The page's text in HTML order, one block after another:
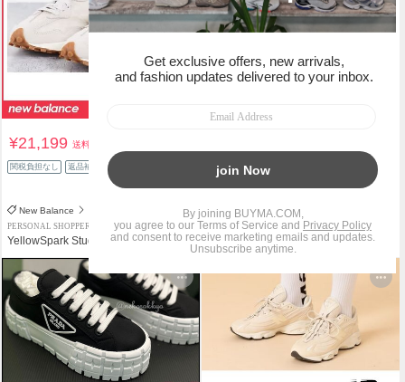
¥21,199送料込
関税負担なし 返品補償
New Balance
PERSONAL SHOPPER
YellowSpark Studios
65%OFF
返品補償
GUCCI
PREMIUM PERSONAL SHOPPER
hiroado